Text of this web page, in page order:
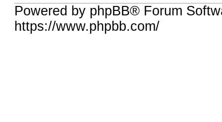
Powered by phpBB® Forum
https://www.phpbb.com/